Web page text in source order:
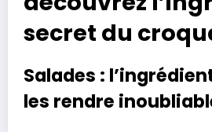
secret du
Salades :
les rendre